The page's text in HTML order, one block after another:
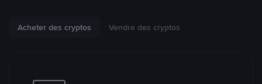
Acheter des cryptos Vendre des cryptos